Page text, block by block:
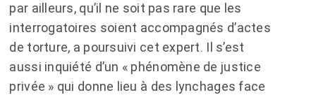
par ailleurs, qu’il ne soit pas rare que les
interrogatoires soient accompagnés d’actes
de torture, a poursuivi cet expert. Il s’est
aussi inquiété d’un « phénomène de justice
privée » qui donne lieu à des lynchages face